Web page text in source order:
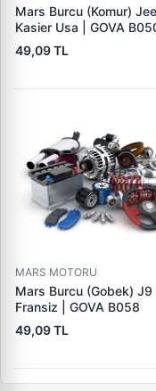
Mars Burcu (Komur)
Kasier Usa | GOVA
49,09 TL
MARS MOTORU
Mars Burcu (Gobek) J9
Fransiz | GOVA B058
49,09 TL